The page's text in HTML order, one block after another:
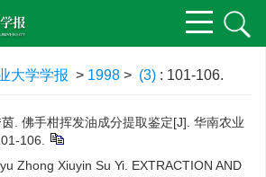
大学学报 > 1998 > (3) : 101-106.
. 佛手柑挥发油成分提取鉴定[J]. 华南农业
106.
Zhong Xiuyin Su Yi. EXTRACTION AND